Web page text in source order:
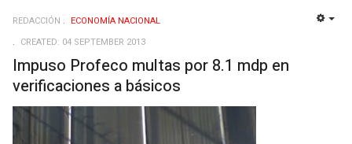
REDACCIÓN
ECONOMÍ­A NACIONAL
CREATED: 04 SEPTEMBER 2013
Impuso Profeco multas por 8.1 mdp en
verificaciones a básicos